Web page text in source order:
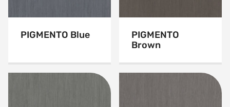
PIGMENTO Blue
PIGMENTO
Brown